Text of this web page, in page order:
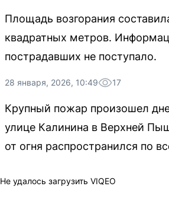
Площадь возгорания
квадратных метров.
пострадавших не поступало.
28 января, 2026, 10:49 17
Крупный пожар произошел
улице Калинина в Верхней
от огня распространился по
Не удалось загрузить VIQEO